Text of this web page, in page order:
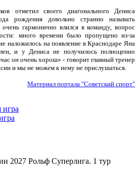
отметил своего диагонального Дениса
рождения довольно странно называть
гармонично влился в команду, вопрос
много времени было пропущено из-за
наложилось на появление в Краснодаре Яна
и у Дениса не получилось полноценно
он очень хорош» ‑ говорит главный тренер
и мы не можем к нему не прислушаться.
Материал портала "Советский спорт"
2027 Рольф Суперлига. 1 тур